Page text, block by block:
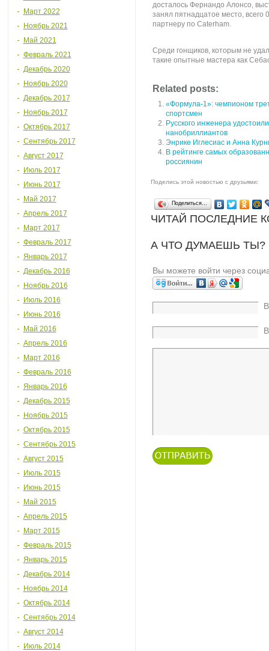
Март 2022
Ноябрь 2021
Май 2021
Февраль 2021
Декабрь 2020
Ноябрь 2020
Декабрь 2017
Ноябрь 2017
Октябрь 2017
Сентябрь 2017
Август 2017
Июль 2017
Июнь 2017
Май 2017
Апрель 2017
Март 2017
Февраль 2017
Январь 2017
Декабрь 2016
Ноябрь 2016
Июль 2016
Июнь 2016
Май 2016
Апрель 2016
Март 2016
Февраль 2016
Январь 2016
Декабрь 2015
Ноябрь 2015
Октябрь 2015
Сентябрь 2015
Август 2015
Июль 2015
Июнь 2015
Май 2015
Апрель 2015
Март 2015
Февраль 2015
Январь 2015
Декабрь 2014
Ноябрь 2014
Октябрь 2014
Сентябрь 2014
Август 2014
Июль 2014
досталось Фернандо Алонсо,
занял пятнадцатое место, всего
партнеру по Caterham.
Среди гонщиков, которым не
такие опытные мастера как
Related posts:
«Формула-1»: чемпионом
спортсмен
Русского инженера
нанобриллиантов
Энрике Иглесиас и Анна
В рейтинге самых
россиянин
Поделись этой новостью с друзьями:
Поделиться…
ЧИТАЙ ПОСЛЕДНИЕ
А ЧТО ДУМАЕШЬ
Вы можете войти через